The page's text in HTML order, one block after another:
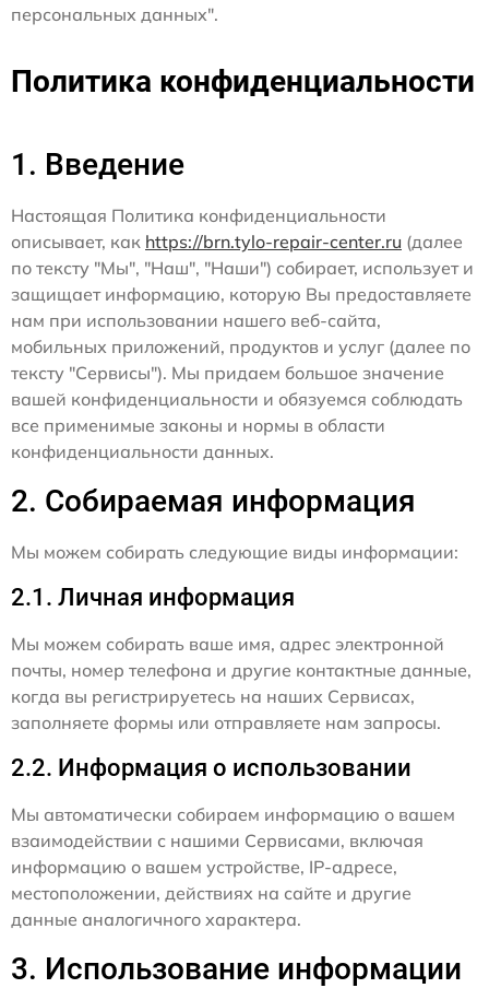
персональных данных".
Политика конфиденциальности
1. Введение
Настоящая Политика конфиденциальности
описывает, как https://brn.tylo-repair-center.ru (далее
по тексту "Мы", "Наш", "Наши") собирает, использует и
защищает информацию, которую Вы предоставляете
нам при использовании нашего веб-сайта,
мобильных приложений, продуктов и услуг (далее по
тексту "Сервисы"). Мы придаем большое значение
вашей конфиденциальности и обязуемся соблюдать
все применимые законы и нормы в области
конфиденциальности данных.
2. Собираемая информация
Мы можем собирать следующие виды информации:
2.1. Личная информация
Мы можем собирать ваше имя, адрес электронной
почты, номер телефона и другие контактные данные,
когда вы регистрируетесь на наших Сервисах,
заполняете формы или отправляете нам запросы.
2.2. Информация о использовании
Мы автоматически собираем информацию о вашем
взаимодействии с нашими Сервисами, включая
информацию о вашем устройстве, IP-адресе,
местоположении, действиях на сайте и другие
данные аналогичного характера.
3. Использование информации